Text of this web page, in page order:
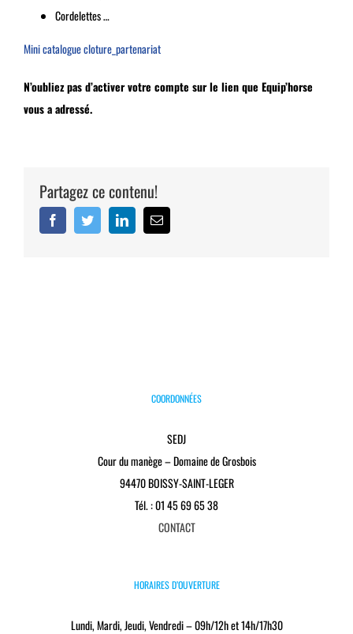
Cordelettes …
Mini catalogue cloture_partenariat
N’oubliez pas d’activer votre compte sur le lien que Equip’horse
vous a adressé.
Partagez ce contenu!
FacebookTwitterLinkedinEmail
COORDONNÉES
SEDJ
Cour du manège – Domaine de Grosbois
94470 BOISSY-SAINT-LEGER
Tél. : 01 45 69 65 38
CONTACT
HORAIRES D’OUVERTURE
Lundi, Mardi, Jeudi, Vendredi – 09h/12h et 14h/17h30